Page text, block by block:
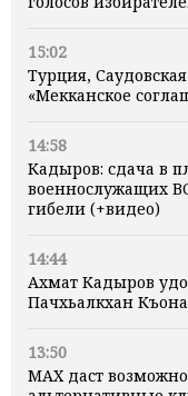
15:02
Турция,
«Мекканское
14:58
Кадыров: сдача в
военнослужащих
гибели (+видео)
14:44
Ахмат Кадыров
Пачхьалкхан
13:50
MAX даст